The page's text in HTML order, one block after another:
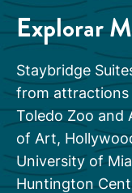
Explorar
Staybridge
from attractions
Toledo Zoo and
of Art,
University of
Huntington